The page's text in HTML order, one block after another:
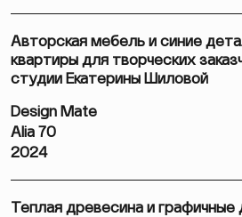
Авторская мебель и синие
квартиры для творческих
студии Екатерины Шиловой
Design Mate
Alia 70
2024
Теплая древесина и графичные